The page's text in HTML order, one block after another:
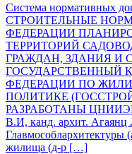
Система нормативных
СТРОИТЕЛЬНЫЕ
ФЕДЕРАЦИИ
ТЕРРИТОРИЙ
ГРАЖДАН, ЗДАНИЯ И
ГОСУДАРСТВЕННЫЙ
ФЕДЕРАЦИИ ПО
ПОЛИТИКЕ
РАЗРАБОТАНЫ
В.И, канд. архит.
жилища (д-р […]